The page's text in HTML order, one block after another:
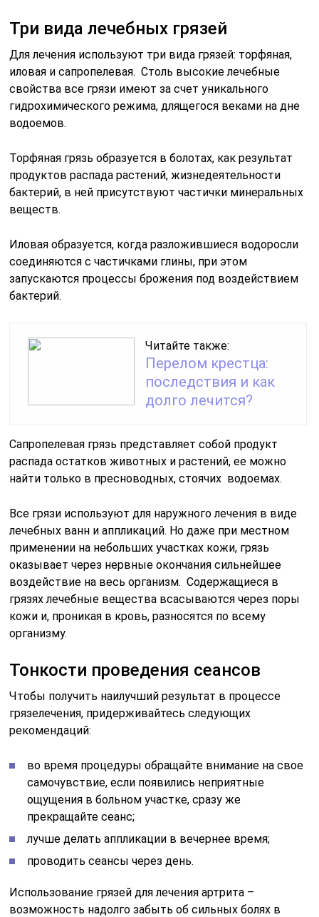
Три вида лечебных грязей
Для лечения используют три вида грязей: торфяная,
иловая и сапропелевая. Столь высокие лечебные
свойства все грязи имеют за счет уникального
гидрохимического режима, длящегося веками на дне
водоемов.
Торфяная грязь образуется в болотах, как результат
продуктов распада растений, жизнедеятельности
бактерий, в ней присутствуют частички минеральных
веществ.
Иловая образуется, когда разложившиеся водоросли
соединяются с частичками глины, при этом
запускаются процессы брожения под воздействием
бактерий.
Читайте также:
Перелом крестца:
последствия и как
долго лечится?
Сапропелевая грязь представляет собой продукт
распада остатков животных и растений, ее можно
найти только в пресноводных, стоячих водоемах.
Все грязи используют для наружного лечения в виде
лечебных ванн и аппликаций. Но даже при местном
применении на небольших участках кожи, грязь
оказывает через нервные окончания сильнейшее
воздействие на весь организм. Содержащиеся в
грязях лечебные вещества всасываются через поры
кожи и, проникая в кровь, разносятся по всему
организму.
Тонкости проведения сеансов
Чтобы получить наилучший результат в процессе
грязелечения, придерживайтесь следующих
рекомендаций:
во время процедуры обращайте внимание на свое
самочувствие, если появились неприятные
ощущения в больном участке, сразу же
прекращайте сеанс;
лучше делать аппликации в вечернее время;
проводить сеансы через день.
Использование грязей для лечения артрита –
возможность надолго забыть об сильных болях в